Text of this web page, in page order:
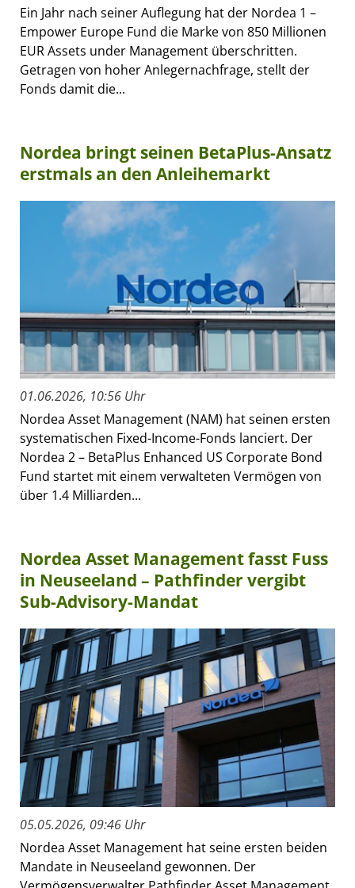
Ein Jahr nach seiner Auflegung hat der Nordea 1 –
Empower Europe Fund die Marke von 850 Millionen
EUR Assets under Management überschritten.
Getragen von hoher Anlegernachfrage, stellt der
Fonds damit die...
Nordea bringt seinen BetaPlus-Ansatz
erstmals an den Anleihemarkt
01.06.2026, 10:56 Uhr
Nordea Asset Management (NAM) hat seinen ersten
systematischen Fixed-Income-Fonds lanciert. Der
Nordea 2 – BetaPlus Enhanced US Corporate Bond
Fund startet mit einem verwalteten Vermögen von
über 1.4 Milliarden...
Nordea Asset Management fasst Fuss
in Neuseeland – Pathfinder vergibt
Sub-Advisory-Mandat
05.05.2026, 09:46 Uhr
Nordea Asset Management hat seine ersten beiden
Mandate in Neuseeland gewonnen. Der